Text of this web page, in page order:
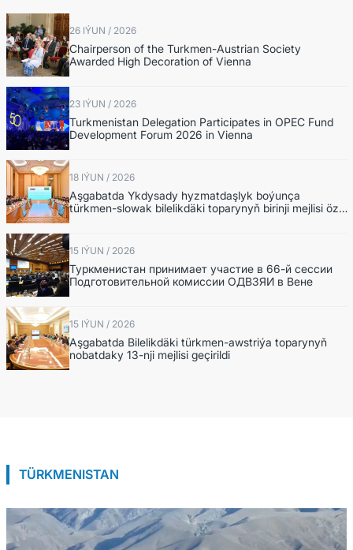
26 IÝUN / 2026
Chairperson of the Turkmen-Austrian Society
Awarded High Decoration of Vienna
23 IÝUN / 2026
Turkmenistan Delegation Participates in OPEC Fund
Development Forum 2026 in Vienna
18 IÝUN / 2026
Aşgabatda Ykdysady hyzmatdaşlyk boýunça
türkmen-slowak bilelikdäki toparynyň birinji mejlisi öz
işine başlady
15 IÝUN / 2026
Туркменистан принимает участие в 66-й сессии
Подготовительной комиссии ОДВЗЯИ в Вене
15 IÝUN / 2026
Aşgabatda Bilelikdäki türkmen-awstriýa toparynyň
nobatdaky 13-nji mejlisi geçirildi
TÜRKMENISTAN